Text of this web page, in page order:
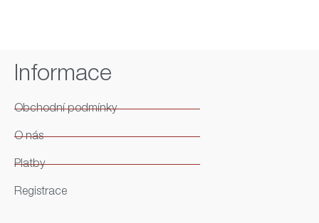
Informace
Obchodní podmínky
O nás
Platby
Registrace